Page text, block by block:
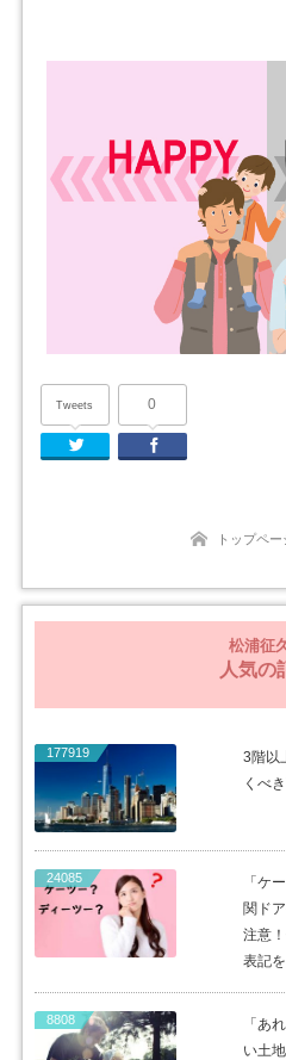
Tweets
Twitter
0
トップペ
松浦征
人気の
177919
3階以
くべ
24085
「ケ
関ド
注意
表記
8808
「あ
い土